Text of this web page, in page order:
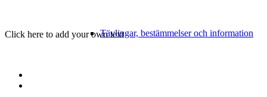
Tävlingar, bestämmelser och information
Click here to add your own text